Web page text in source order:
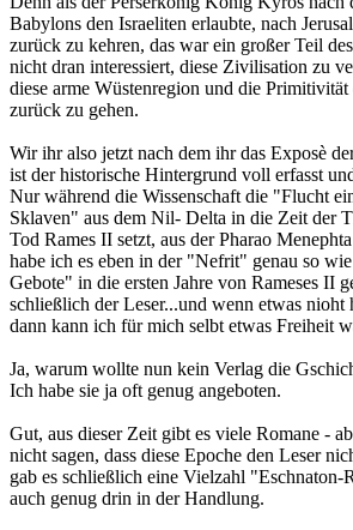
Babylons den Israeliten erlaubte, nach
zurück zu kehren, das war ein großer Teil
nicht dran interessiert, diese Zivilisation zu
diese arme Wüstenregion und die Primitivität
zurück zu gehen.
Wir ihr also jetzt nach dem ihr das Exposè
ist der historische Hintergrund voll erfasst
Nur während die Wissenschaft die "Flucht
Sklaven" aus dem Nil- Delta in die Zeit der
Tod Rames II setzt, aus der Pharao
habe ich es eben in der "Nefrit" genau so
Gebote" in die ersten Jahre von Rameses II
schließlich der Leser...und wenn etwas nioht
dann kann ich für mich selbt etwas Freiheit
Ja, warum wollte nun kein Verlag die
Ich habe sie ja oft genug angeboten.
Gut, aus dieser Zeit gibt es viele Romane -
nicht sagen, dass diese Epoche den Leser
gab es schließlich eine Vielzahl "Eschnaton-
auch genug drin in der Handlung.